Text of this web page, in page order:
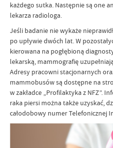
każdego sutka. Następnie są one
lekarza radiologa.
Jeśli badanie nie wykaże
po upływie dwóch lat. W
kierowana na pogłębioną
lekarską, mammografię
Adresy pracowni stacjonarnych
mammobusów są dostępne na
w zakładce „Profilaktyka z NFZ”.
raka piersi można także uzyskać,
całodobowy numer Telefonicznej